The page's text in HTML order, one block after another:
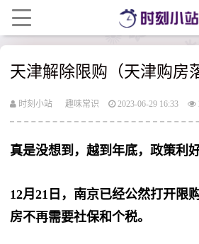
天津解除限购（天津购房
时刻小站 趣味常识 2023-06-29 16:33
真是没想到，越到年底，政策利
12月21日，南京已经公然打开限
房不再需要社保和个税。